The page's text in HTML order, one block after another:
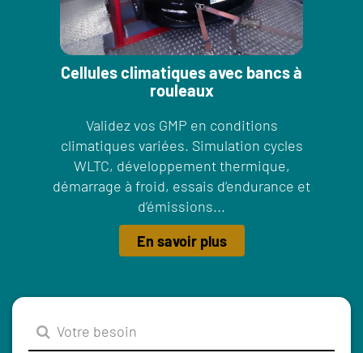
Cellules climatiques avec bancs à
rouleaux
Validez vos GMP en conditions
climatiques variées. Simulation cycles
WLTC, développement thermique,
démarrage à froid, essais d’endurance et
d’émissions...
En savoir plus